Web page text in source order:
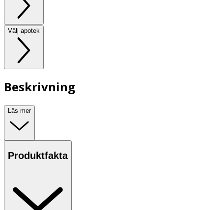
Välj apotek
Beskrivning
Läs mer
Produktfakta